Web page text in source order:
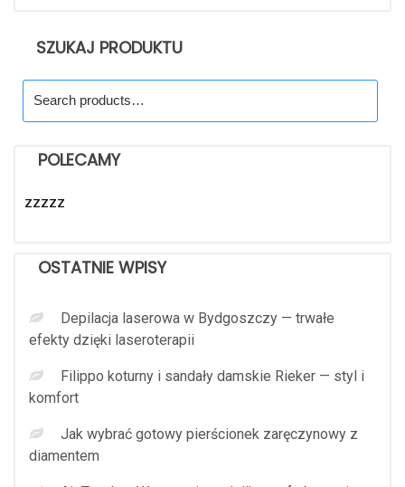
SZUKAJ PRODUKTU
for:
POLECAMY
zzzzz
OSTATNIE WPISY
Depilacja laserowa w Bydgoszczy — trwałe
efekty dzięki laseroterapii
Filippo koturny i sandały damskie Rieker — styl i
komfort
Jak wybrać gotowy pierścionek zaręczynowy z
diamentem